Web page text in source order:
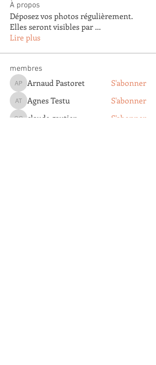
À propos
Déposez vos photos régulièrement.
Elles seront visibles par ...
Lire plus
membres
Arnaud Pastoret
Arnaud Pastoret S'abonner
Agnes Testu
Agnes Testu S'abonner
claude gautier S'abonner